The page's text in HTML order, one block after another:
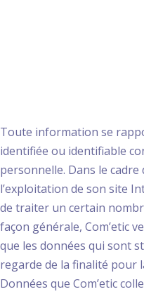
Toute information se
identifiée ou identifiable
personnelle. Dans le cadre
l’exploitation de son site
de traiter un certain
façon générale, Com’etic
que les données qui sont
regarde de la finalité pour
Données que Com’etic